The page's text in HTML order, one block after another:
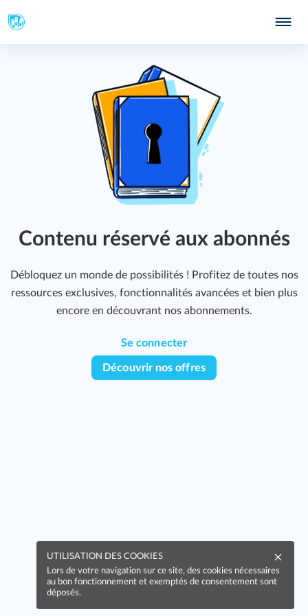
Contenu réservé aux abonnés
Débloquez un monde de possibilités ! Profitez de toutes nos
ressources exclusives, fonctionnalités avancées et bien plus
encore en découvrant nos abonnements.
Se connecter
Découvrir nos offres
UTILISATION DES COOKIES
Lors de votre navigation sur ce site, des cookies nécessaires
au bon fonctionnement et exemptés de consentement sont
déposés.